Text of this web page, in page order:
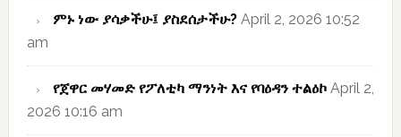
ምኑ ነው ያሳቃችሁ፤ ያስደሰታችሁ? April 2, 2026 10:52
am
የጀዋር መሃመድ የፖለቲካ ማንነት እና የባዕዳን ተልዕኮ April 2,
2026 10:16 am